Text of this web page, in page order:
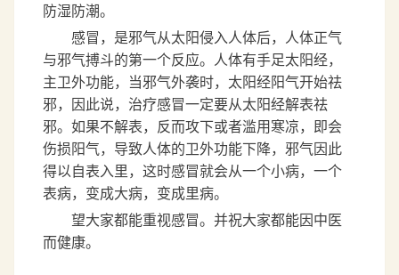
防湿防潮。
感冒，是邪气从太阳侵入人体后，人体正气
与邪气搏斗的第一个反应。人体有手足太阳经，
主卫外功能，当邪气外袭时，太阳经阳气开始祛
邪，因此说，治疗感冒一定要从太阳经解表祛
邪。如果不解表，反而攻下或者滥用寒凉，即会
伤损阳气，导致人体的卫外功能下降，邪气因此
得以自表入里，这时感冒就会从一个小病，一个
表病，变成大病，变成里病。
望大家都能重视感冒。并祝大家都能因中医
而健康。